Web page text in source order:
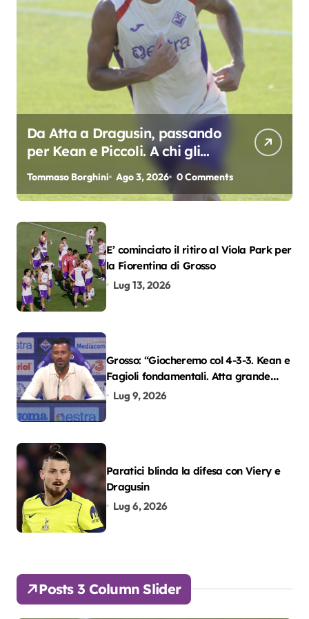
Da Atta a Dragusin, passando
per Kean e Piccoli. A chi gli
oscar del precampionato?
Tommaso Borghini Ago 3, 2026 0 Comments
E’ cominciato il ritiro al Viola Park per
la Fiorentina di Grosso
Lug 13, 2026
Grosso: “Giocheremo col 4-3-3. Kean e
Fagioli fondamentali. Atta grande
colpo”
Lug 9, 2026
Paratici blinda la difesa con Viery e
Dragusin
Lug 6, 2026
Posts 3 Column Slider